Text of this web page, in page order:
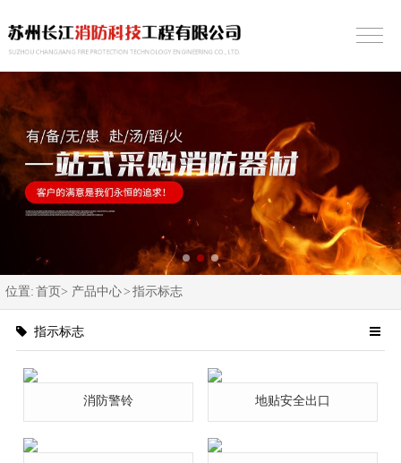
位置: 首页> 产品中心> 指示标志
指示标志
消防警铃 地贴安全出口